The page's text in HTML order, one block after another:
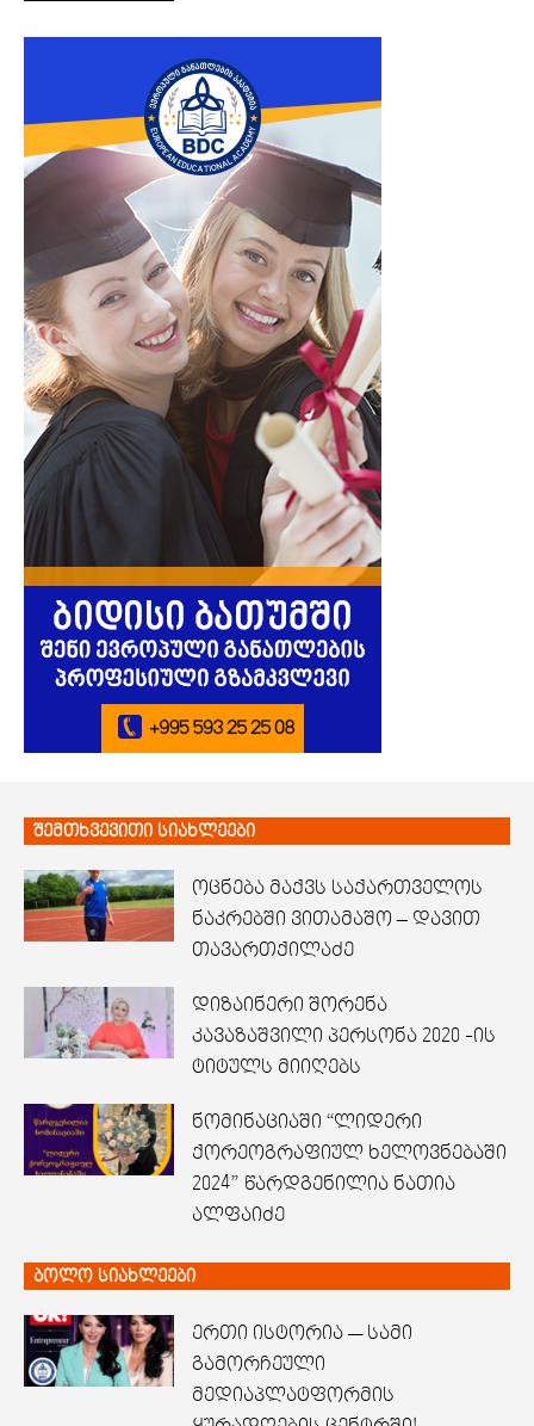
შემთხვევითი სიახლეები
ოცნება მაქვს საქართველოს
ნაკრებში ვითამაშო – დავით
თავართქილაძე
დიზაინერი შორენა
კავაზაშვილი პერსონა 2020 -ის
ტიტულს მიიღებს
ნომინაციაში “ლიდერი
ქორეოგრაფიულ ხელოვნებაში
2024” წარდგენილია ნათია
ალფაიძე
ბოლო სიახლეები
ერთი ისტორია — სამი
გამორჩეული
მედიაპლატფორმის